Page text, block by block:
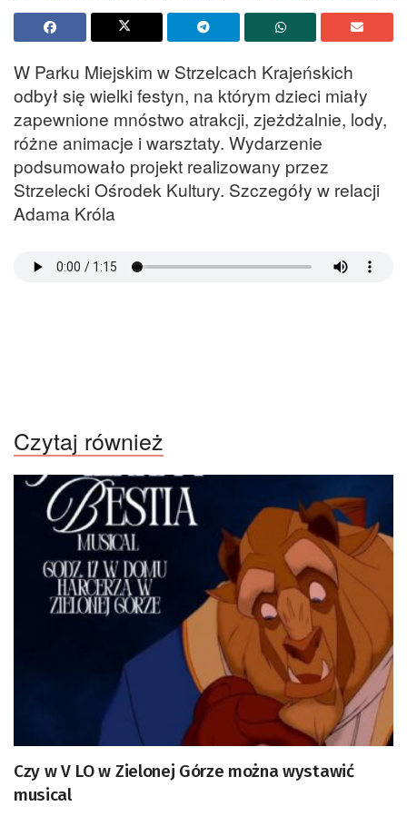
W Parku Miejskim w Strzelcach Krajeńskich
odbył się wielki festyn, na którym dzieci miały
zapewnione mnóstwo atrakcji, zjeżdżalnie, lody,
różne animacje i warsztaty. Wydarzenie
podsumowało projekt realizowany przez
Strzelecki Ośrodek Kultury. Szczegóły w relacji
Adama Króla
Czytaj również
Czy w V LO w Zielonej Górze można wystawić
musical